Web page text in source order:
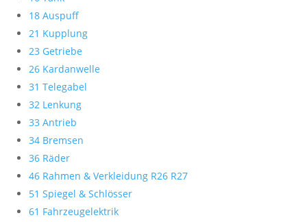
18 Auspuff
21 Kupplung
23 Getriebe
26 Kardanwelle
31 Telegabel
32 Lenkung
33 Antrieb
34 Bremsen
36 Räder
46 Rahmen & Verkleidung R26 R27
51 Spiegel & Schlösser
61 Fahrzeugelektrik